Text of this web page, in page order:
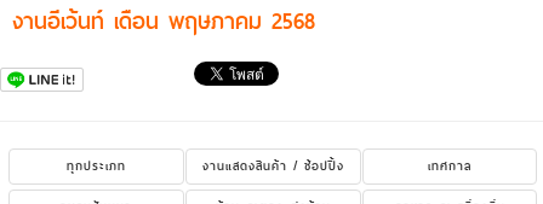
งานอีเว้นท์ เดือน พฤษภาคม 2568
ทุกประเภท งานแสดงสินค้า / ช้อปปิ้ง
เทศกาล